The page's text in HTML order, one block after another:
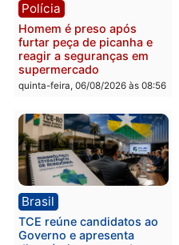
Polícia
Homem é preso com
drogas durante ação da
PM no Castanheira
quinta-feira, 06/08/2026 às 09:02
Polícia